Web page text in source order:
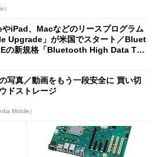
）
iPad、Macなどのリースプログラム
Upgrade」が米国でスタート／Bluet
の新規格「Bluetooth High Data Thr
写真／動画をもう一段安全に 買い切
ドストレージ
Mobile）